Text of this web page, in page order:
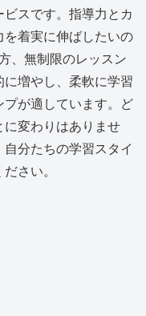
スです。指導力とカ
を着実に伸ばしたいの
、無制限のレッスン
増やし、柔軟に学習
プが適しています。ど
に変わりはありませ
分たちの学習スタイ
さい。